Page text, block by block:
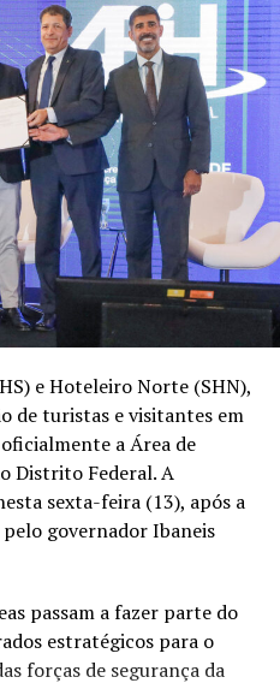
e Hoteleiro Norte (SHN),
de turistas e visitantes em
a Área de
Distrito Federal. A
sexta-feira (13), após a
governador Ibaneis
passam a fazer parte do
estratégicos para o
forças de segurança da